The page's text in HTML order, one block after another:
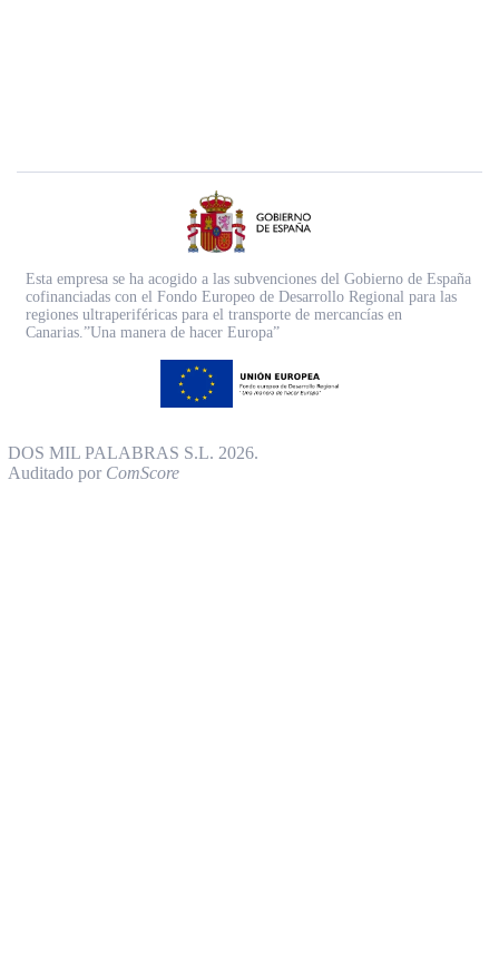
Esta empresa se ha acogido a las subvenciones del Gobierno de España
cofinanciadas con el Fondo Europeo de Desarrollo Regional para las
regiones ultraperiféricas para el transporte de mercancías en
Canarias.”Una manera de hacer Europa”
DOS MIL PALABRAS S.L. 2026.
Auditado por ComScore